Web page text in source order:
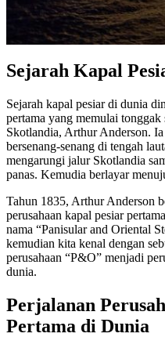
Sejarah Kapal
Sejarah kapal pesiar di dunia
pertama yang memulai tonggak
Skotlandia, Arthur Anderson.
bersenang-senang di tengah
mengarungi jalur Skotlandia
panas. Kemudia berlayar
Tahun 1835, Arthur Anderson
perusahaan kapal pesiar
nama “Panisular and Oriental
kemudian kita kenal dengan
perusahaan “P&O” menjadi
dunia.
Perjalanan
Pertama di Dunia